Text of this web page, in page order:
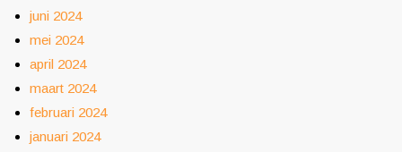
juni 2024
mei 2024
april 2024
maart 2024
februari 2024
januari 2024